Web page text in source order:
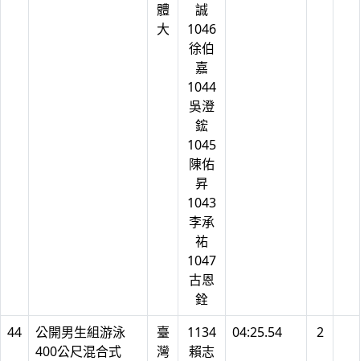
體
大
誠
1046
徐伯
嘉
1044
吳澄
鋐
1045
陳佑
昇
1043
李承
祐
1047
古恩
銓
44
公開男生組游泳
400公尺混合式
臺
灣
1134
賴志
04:25.54 2